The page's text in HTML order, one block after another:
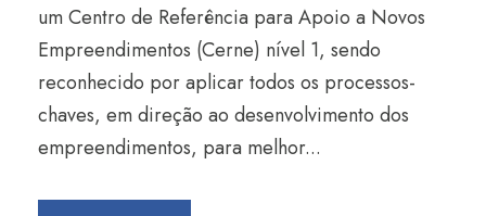
um Centro de Referência para Apoio a Novos
Empreendimentos (Cerne) nível 1, sendo
reconhecido por aplicar todos os processos-
chaves, em direção ao desenvolvimento dos
empreendimentos, para melhor...